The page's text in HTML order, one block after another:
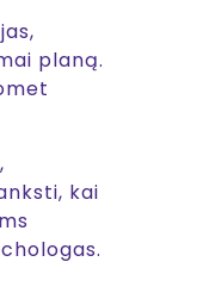
planą.
kai